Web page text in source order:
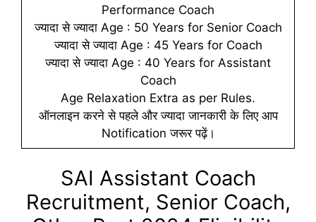
Performance Coach
ज्यादा से ज्यादा Age : 50 Years for Senior Coach
ज्यादा से ज्यादा Age : 45 Years for Coach
ज्यादा से ज्यादा Age : 40 Years for Assistant
Coach
Age Relaxation Extra as per Rules.
ऑनलाइन करने से पहले और ज्यादा जानकारी के लिए आप
Notification जरूर पढ़ें।
SAI Assistant Coach
Recruitment, Senior Coach,